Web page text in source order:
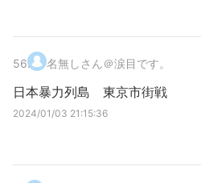
56. 名無しさん＠涙目です。
日本暴力列島 東京市街戦
2024/01/03 21:15:36